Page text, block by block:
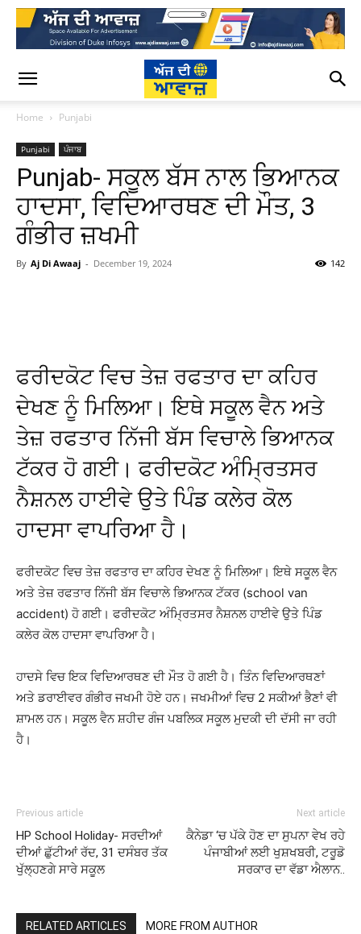
Home Punjabi
Punjabi ਪੰਜਾਬ
Punjab- ਸਕੂਲ ਬੱਸ ਨਾਲ ਭਿਆਨਕ
ਹਾਦਸਾ, ਵਿਦਿਆਰਥਣ ਦੀ ਮੌਤ, 3
ਗੰਭੀਰ ਜ਼ਖਮੀ
By Aj Di Awaaj - December 19, 2024 142
ਫਰੀਦਕੋਟ ਵਿਚ ਤੇਜ਼ ਰਫਤਾਰ ਦਾ ਕਹਿਰ
ਦੇਖਣ ਨੂੰ ਮਿਲਿਆ। ਇਥੇ ਸਕੂਲ ਵੈਨ ਅਤੇ
ਤੇਜ਼ ਰਫਤਾਰ ਨਿੱਜੀ ਬੱਸ ਵਿਚਾਲੇ ਭਿਆਨਕ
ਟੱਕਰ ਹੋ ਗਈ। ਫਰੀਦਕੋਟ ਅੰਮ੍ਰਿਤਸਰ
ਨੈਸ਼ਨਲ ਹਾਈਵੇ ਉਤੇ ਪਿੰਡ ਕਲੇਰ ਕੋਲ
ਹਾਦਸਾ ਵਾਪਰਿਆ ਹੈ।
ਫਰੀਦਕੋਟ ਵਿਚ ਤੇਜ਼ ਰਫਤਾਰ ਦਾ ਕਹਿਰ ਦੇਖਣ ਨੂੰ ਮਿਲਿਆ। ਇਥੇ ਸਕੂਲ ਵੈਨ
ਅਤੇ ਤੇਜ਼ ਰਫਤਾਰ ਨਿੱਜੀ ਬੱਸ ਵਿਚਾਲੇ ਭਿਆਨਕ ਟੱਕਰ (school van
accident) ਹੋ ਗਈ। ਫਰੀਦਕੋਟ ਅੰਮ੍ਰਿਤਸਰ ਨੈਸ਼ਨਲ ਹਾਈਵੇ ਉਤੇ ਪਿੰਡ
ਕਲੇਰ ਕੋਲ ਹਾਦਸਾ ਵਾਪਰਿਆ ਹੈ।
ਹਾਦਸੇ ਵਿਚ ਇਕ ਵਿਦਿਆਰਥਣ ਦੀ ਮੌਤ ਹੋ ਗਈ ਹੈ। ਤਿੰਨ ਵਿਦਿਆਰਥਣਾਂ
ਅਤੇ ਡਰਾਈਵਰ ਗੰਭੀਰ ਜਖਮੀ ਹੋਏ ਹਨ। ਜਖਮੀਆਂ ਵਿਚ 2 ਸਕੀਆਂ ਭੈਣਾਂ ਵੀ
ਸ਼ਾਮਲ ਹਨ। ਸਕੂਲ ਵੈਨ ਸ਼ਹੀਦ ਗੰਜ ਪਬਲਿਕ ਸਕੂਲ ਮੁਦਕੀ ਦੀ ਦੱਸੀ ਜਾ ਰਹੀ
ਹੈ।
Previous article
HP School Holiday- ਸਰਦੀਆਂ
ਦੀਆਂ ਛੁੱਟੀਆਂ ਰੱਦ, 31 ਦਸੰਬਰ ਤੱਕ
ਖੁੱਲ੍ਹਣਗੇ ਸਾਰੇ ਸਕੂਲ
Next article
ਕੈਨੇਡਾ ‘ਚ ਪੱਕੇ ਹੋਣ ਦਾ ਸੁਪਨਾ ਵੇਖ ਰਹੇ
ਪੰਜਾਬੀਆਂ ਲਈ ਖੁਸ਼ਖਬਰੀ, ਟਰੂਡੋ
ਸਰਕਾਰ ਦਾ ਵੱਡਾ ਐਲਾਨ..
RELATED ARTICLES MORE FROM AUTHOR